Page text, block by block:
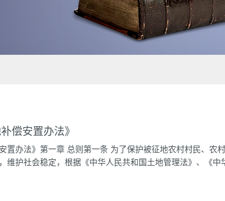
偿安置办法》
置办法》第一章 总则第一条 为了保护被征地农村村民、农
维护社会稳定，根据《中华人民共和国土地管理法》、《中